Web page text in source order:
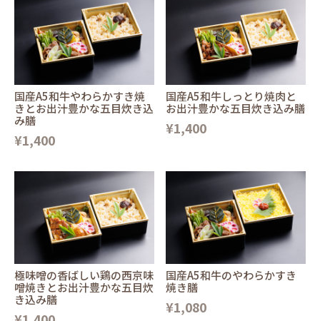
国産A5和牛やわらかすき焼
きとお出汁豊かな五目炊き込
み膳
¥1,400
国産A5和牛しっとり焼肉と
お出汁豊かな五目炊き込み膳
¥1,400
極味噌の香ばしい鶏の西京味
噌焼きとお出汁豊かな五目炊
き込み膳
国産A5和牛のやわらかすき
焼き膳
¥1,080